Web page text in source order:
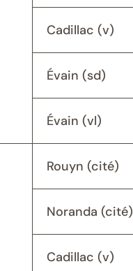
Cadillac (v)
Évain (sd)
Évain (vl)
Rouyn (cité)
Noranda (cité)
Cadillac (v)